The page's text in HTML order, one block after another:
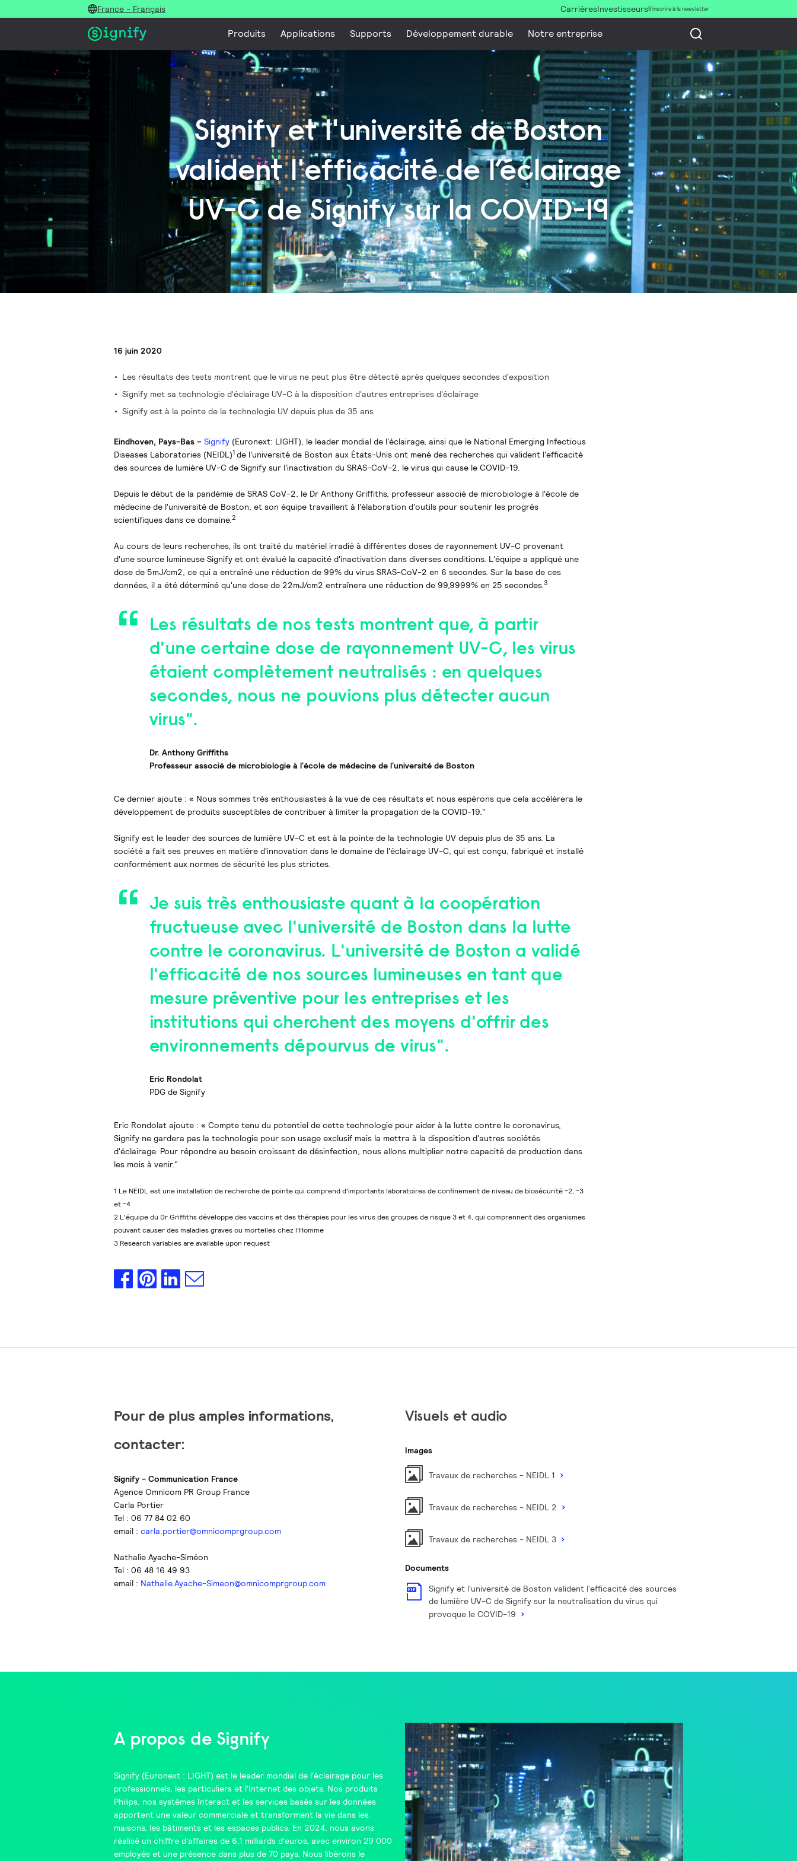
France - Français CarrièresInvestisseursS’inscrire à la newsletter
Produits Applications Supports Développement durable Notre entreprise
Signify et l'université de Boston
valident l'efficacité de l’éclairage
UV-C de Signify sur la COVID-19
16 juin 2020
Les résultats des tests montrent que le virus ne peut plus être détecté après quelques secondes d'exposition
Signify met sa technologie d'éclairage UV-C à la disposition d'autres entreprises d'éclairage
Signify est à la pointe de la technologie UV depuis plus de 35 ans
Eindhoven, Pays-Bas – Signify(Euronext: LIGHT), le leader mondial de l'éclairage, ainsi que le National Emerging Infectious
Diseases Laboratories (NEIDL)1 de l'université de Boston aux États-Unis ont mené des recherches qui valident l'efficacité
des sources de lumière UV-C de Signify sur l'inactivation du SRAS-CoV-2, le virus qui cause le COVID-19.
Depuis le début de la pandémie de SRAS CoV-2, le Dr Anthony Griffiths, professeur associé de microbiologie à l'école de
médecine de l'université de Boston, et son équipe travaillent à l'élaboration d'outils pour soutenir les progrès
scientifiques dans ce domaine.2
Au cours de leurs recherches, ils ont traité du matériel irradié à différentes doses de rayonnement UV-C provenant
d'une source lumineuse Signify et ont évalué la capacité d'inactivation dans diverses conditions. L'équipe a appliqué une
dose de 5mJ/cm2, ce qui a entraîné une réduction de 99% du virus SRAS-CoV-2 en 6 secondes. Sur la base de ces
données, il a été déterminé qu'une dose de 22mJ/cm2 entraînera une réduction de 99,9999% en 25 secondes.3
Les résultats de nos tests montrent que, à partir
d'une certaine dose de rayonnement UV-C, les virus
étaient complètement neutralisés : en quelques
secondes, nous ne pouvions plus détecter aucun
virus".
Dr. Anthony Griffiths
Professeur associé de microbiologie à l'école de médecine de l'université de Boston
Ce dernier ajoute : « Nous sommes très enthousiastes à la vue de ces résultats et nous espérons que cela accélérera le
développement de produits susceptibles de contribuer à limiter la propagation de la COVID-19."
Signify est le leader des sources de lumière UV-C et est à la pointe de la technologie UV depuis plus de 35 ans. La
société a fait ses preuves en matière d'innovation dans le domaine de l'éclairage UV-C, qui est conçu, fabriqué et installé
conformément aux normes de sécurité les plus strictes.
Je suis très enthousiaste quant à la coopération
fructueuse avec l'université de Boston dans la lutte
contre le coronavirus. L'université de Boston a validé
l'efficacité de nos sources lumineuses en tant que
mesure préventive pour les entreprises et les
institutions qui cherchent des moyens d'offrir des
environnements dépourvus de virus".
Eric Rondolat
PDG de Signify
Eric Rondolat ajoute : « Compte tenu du potentiel de cette technologie pour aider à la lutte contre le coronavirus,
Signify ne gardera pas la technologie pour son usage exclusif mais la mettra à la disposition d'autres sociétés
d'éclairage. Pour répondre au besoin croissant de désinfection, nous allons multiplier notre capacité de production dans
les mois à venir."
1 Le NEIDL est une installation de recherche de pointe qui comprend d'importants laboratoires de confinement de niveau de biosécurité -2, -3
et -4
2 L'équipe du Dr Griffiths développe des vaccins et des thérapies pour les virus des groupes de risque 3 et 4, qui comprennent des organismes
pouvant causer des maladies graves ou mortelles chez l'Homme
3 Research variables are available upon request
Pour de plus amples informations,
contacter:
Signify - Communication France
Agence Omnicom PR Group France
Carla Portier
Tel : 06 77 84 02 60
email : carla.portier@omnicomprgroup.com
Nathalie Ayache-Siméon
Tel : 06 48 16 49 93
email : Nathalie.Ayache-Simeon@omnicomprgroup.com
Visuels et audio
Images
Travaux de recherches - NEIDL 1
Travaux de recherches - NEIDL 2
Travaux de recherches - NEIDL 3
Documents
Signify et l'université de Boston valident l'efficacité des sources
de lumière UV-C de Signify sur la neutralisation du virus qui
provoque le COVID-19
A propos de Signify
Signify(Euronext : LIGHT) est le leader mondial de l'éclairage pour les
professionnels, les particuliers et l'Internet des objets. Nos produits
Philips, nos systèmes Interactet les services basés sur les données
apportent une valeur commerciale et transforment la vie dans les
maisons, les bâtiments et les espaces publics. En 2024, nous avons
réalisé un chiffre d'affaires de 6,1 milliards d'euros, avec environ 29 000
employés et une présence dans plus de 70 pays. Nous libérons le